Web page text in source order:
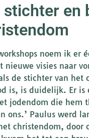
stichter en
noem ik er
nieuwe visies naar
de stichter van het
is, is duidelijk. Er is
jodendom die hem
ons.’ Paulus werd
christendom, door